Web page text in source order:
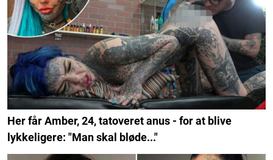
Her får Amber, 24, tatoveret anus - for at blive
lykkeligere: "Man skal bløde..."